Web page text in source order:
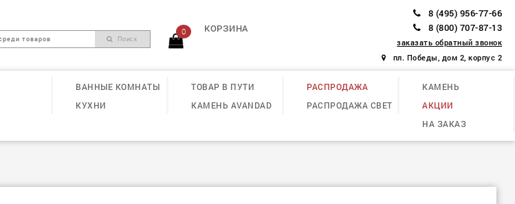
Поиск
0 КОРЗИНА
8 (495) 956-77-66
8 (800) 707-87-13
заказать обратный звонок
пл. Победы, дом 2, корпус 2
ВАННЫЕ КОМНАТЫ
КУХНИ
ТОВАР В ПУТИ
КАМЕНЬ AVANDAD
РАСПРОДАЖА
РАСПРОДАЖА СВЕТ
КАМЕНЬ
АКЦИИ
НА ЗАКАЗ